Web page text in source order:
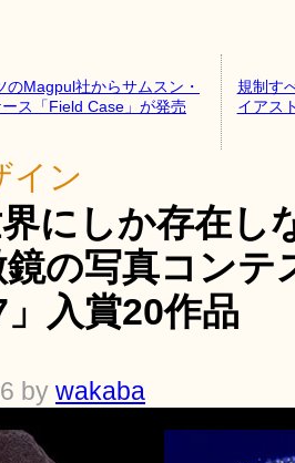
のMagpul社からサムスン・
ス「Field Case」が発売
規制す
イアス
イン
にしか存在し
鏡の写真コン
入賞20作品
by wakaba